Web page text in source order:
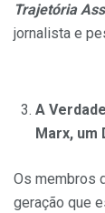
Trajetória
jornalista e
A
Marx, um
Os membros
geração que